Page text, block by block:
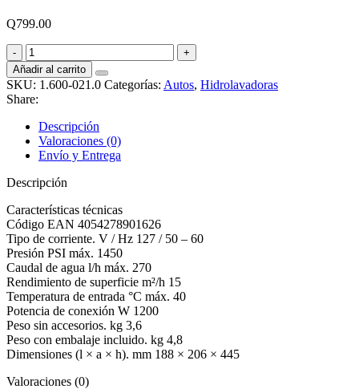
Q799.00
Hidrolavadora
K1
Car
Edition
1450
Psi
-
Karcher
cantidad
Añadir al carrito
SKU: 1.600-021.0 Categorías: Autos, Hidrolavadoras
Share:
Descripción
Valoraciones (0)
Envío y Entrega
Descripción
Características técnicas
Código EAN 4054278901626
Tipo de corriente. V / Hz 127 / 50 – 60
Presión PSI máx. 1450
Caudal de agua l/h máx. 270
Rendimiento de superficie m²/h 15
Temperatura de entrada °C máx. 40
Potencia de conexión W 1200
Peso sin accesorios. kg 3,6
Peso con embalaje incluido. kg 4,8
Dimensiones (l × a × h). mm 188 × 206 × 445
Valoraciones (0)